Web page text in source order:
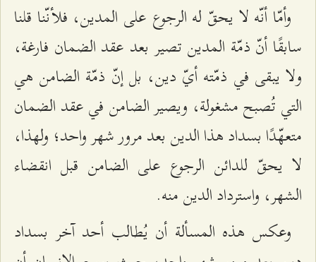
وأمّا أنّه لا يحقّ له الرجوع على المدين، فلأنّنا قلنا
سابقًا أنّ ذمّة المدين تصير بعد عقد الضمان فارغة،
ولا يبقى في ذمّته أيّ دين، بل إنّ ذمّة الضامن هي
التي تُصبح مشغولة، ويصير الضامن في عقد الضمان
متعهّدًا بسداد هذا الدين بعد مرور شهر واحد؛ ولهذا،
لا يحقّ للدائن الرجوع على الضامن قبل انقضاء
الشهر، واسترداد الدين منه.
وعكس هذه المسألة أن يُطالب أحد آخر بسداد